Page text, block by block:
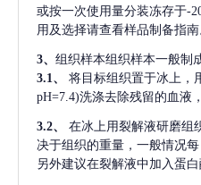
或按一次使用量分装冻存于-
用及选择请查看样品制备指南
3、 组织样本组织样本一般制
3.1、
将目标组织置于冰上，
pH=7.4)洗涤去除残留的血液
3.2、
在冰上用裂解液研磨组
决于组织的重量，一般情况每
另外建议在裂解液中加入蛋白